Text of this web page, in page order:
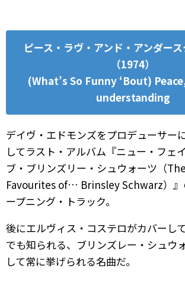
ピース・ラヴ・アンド・アンダー
（1974）
(What’s So Funny ‘Bout)
understanding
デイヴ・エドモンズをプロデューサー
してラスト・アルバム『ニュー・フェ
ブ・ブリンズリー・シュウォーツ（
Favourites of… Brinsley Schwarz）』
ープニング・トラック。
後にエルヴィス・コステロがカバーし
でも知られる、ブリンズレー・シュウ
して常に挙げられる名曲だ。